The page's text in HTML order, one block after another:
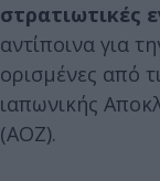
στρατιωτικές
αντίποινα για
ορισμένες από
ιαπωνικής
(ΑΟΖ).